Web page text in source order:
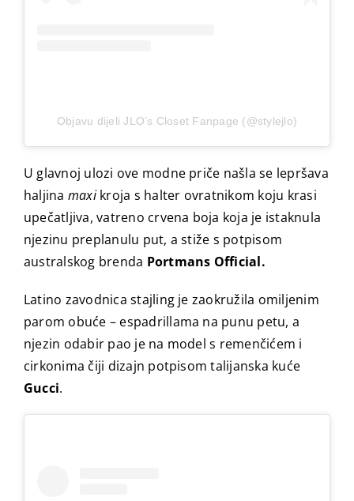
Objavu dijeli JLO’s Closet Fanpage (@stylejlo)
U glavnoj ulozi ove modne priče našla se lepršava
haljina maxikroja s halter ovratnikom koju krasi
upečatljiva, vatreno crvena boja koja je istaknula
njezinu preplanulu put, a stiže s potpisom
australskog brenda Portmans Official.
Latino zavodnica stajling je zaokružila omiljenim
parom obuće – espadrillama na punu petu, a
njezin odabir pao je na model s remenčićem i
cirkonima čiji dizajn potpisom talijanska kuće
Gucci.